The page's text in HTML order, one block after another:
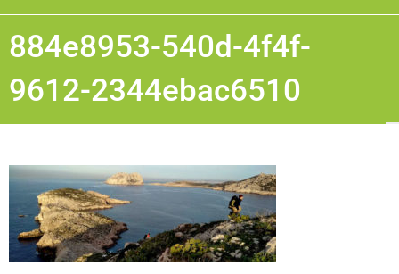
884e8953-540d-4f4f-
9612-2344ebac6510